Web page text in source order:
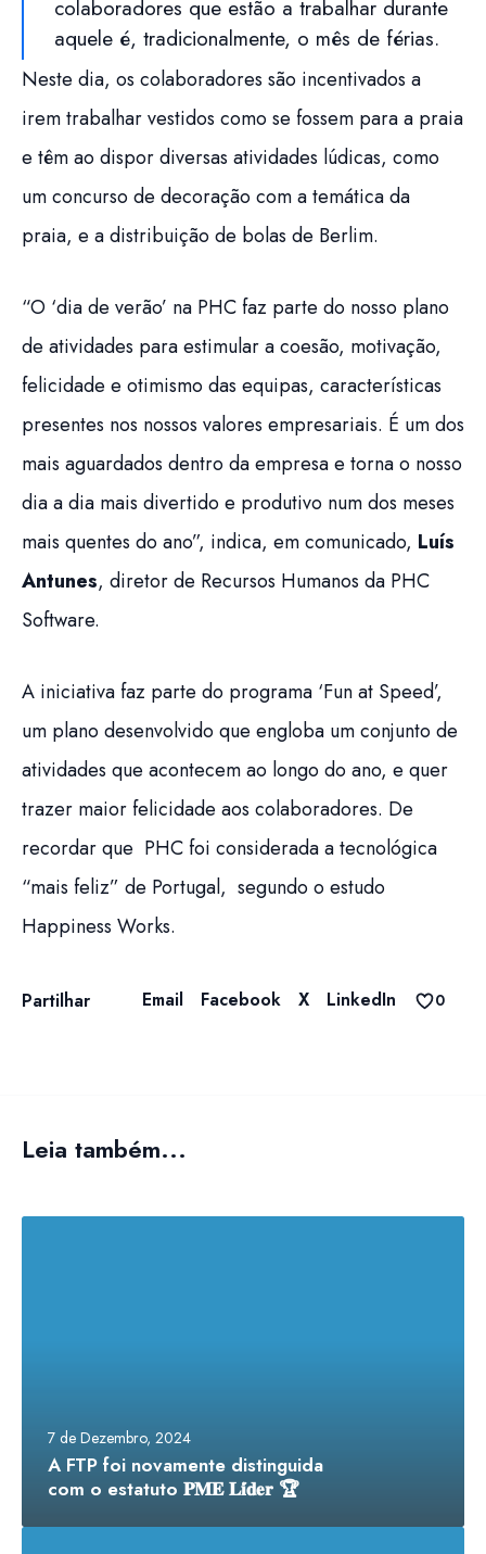
colaboradores que estão a trabalhar durante
aquele é, tradicionalmente, o mês de férias.
Neste dia, os colaboradores são incentivados a
irem trabalhar vestidos como se fossem para a praia
e têm ao dispor diversas atividades lúdicas, como
um concurso de decoração com a temática da
praia, e a distribuição de bolas de Berlim.
“O ‘dia de verão’ na PHC faz parte do nosso plano
de atividades para estimular a coesão, motivação,
felicidade e otimismo das equipas, características
presentes nos nossos valores empresariais. É um dos
mais aguardados dentro da empresa e torna o nosso
dia a dia mais divertido e produtivo num dos meses
mais quentes do ano”, indica, em comunicado, Luís
Antunes, diretor de Recursos Humanos da PHC
Software.
A iniciativa faz parte do programa ‘Fun at Speed’,
um plano desenvolvido que engloba um conjunto de
atividades que acontecem ao longo do ano, e quer
trazer maior felicidade aos colaboradores. De
recordar que PHC foi considerada a tecnológica
“mais feliz” de Portugal, segundo o estudo
Happiness Works.
Partilhar Email Facebook X LinkedIn 0
Leia também...
7 de Dezembro, 2024
A FTP foi novamente distinguida
com o estatuto 𝐏𝐌𝐄 𝐋𝐢́𝐝𝐞𝐫 🏆